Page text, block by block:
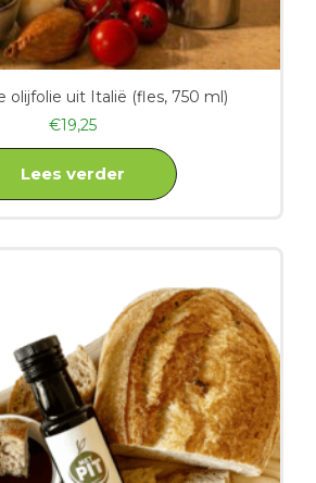
olijfolie uit Italië (fles, 750 ml)
€19,25
Lees verder